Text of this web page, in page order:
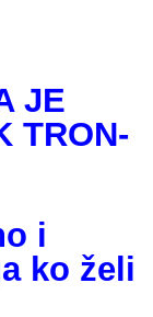
JE
TRON-
i
ko želi